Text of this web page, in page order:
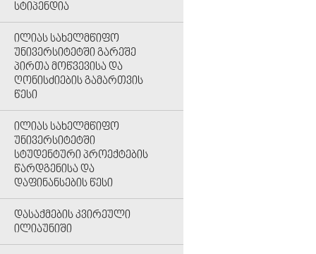
ᲡᲢᲘᲞᲔᲜᲓᲘᲐ
ᲘᲚᲘᲐᲡ ᲡᲐᲮᲔᲚᲛᲬᲘᲤᲝ
ᲣᲜᲘᲕᲔᲠᲡᲘᲢᲔᲢᲨᲘ ᲒᲐᲠᲔᲨᲔ
ᲞᲘᲠᲗᲐ ᲛᲝᲬᲕᲔᲕᲘᲡᲐ ᲓᲐ
ᲦᲝᲜᲘᲡᲫᲘᲔᲑᲘᲡ ᲒᲐᲛᲐᲠᲗᲕᲘᲡ
ᲬᲔᲡᲘ
ᲘᲚᲘᲐᲡ ᲡᲐᲮᲔᲚᲛᲬᲘᲤᲝ
ᲣᲜᲘᲕᲔᲠᲡᲘᲢᲔᲢᲨᲘ
ᲡᲢᲣᲓᲔᲜᲢᲣᲠᲘ ᲞᲠᲝᲔᲥᲢᲔᲑᲘᲡ
ᲬᲐᲠᲓᲒᲔᲜᲘᲡᲐ ᲓᲐ
ᲓᲐᲤᲘᲜᲐᲜᲡᲔᲑᲘᲡ ᲬᲔᲡᲘ
ᲓᲐᲡᲐᲥᲛᲔᲑᲘᲡ ᲙᲕᲘᲠᲔᲣᲚᲘ
ᲘᲚᲘᲐᲣᲜᲘᲨᲘ